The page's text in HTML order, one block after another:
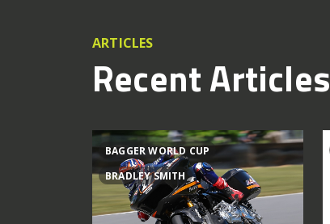
ARTICLES
Recent Articles
BAGGER WORLD CUP
BRADLEY SMITH